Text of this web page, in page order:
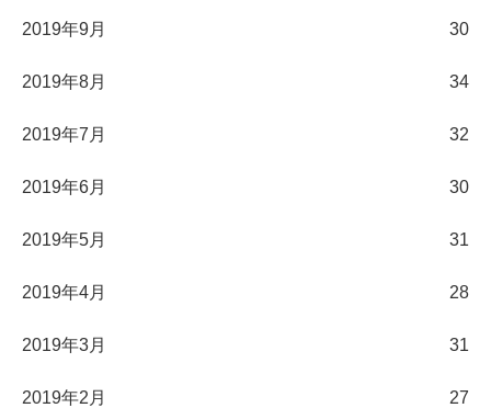
2019年9月 30
2019年8月 34
2019年7月 32
2019年6月 30
2019年5月 31
2019年4月 28
2019年3月 31
2019年2月 27